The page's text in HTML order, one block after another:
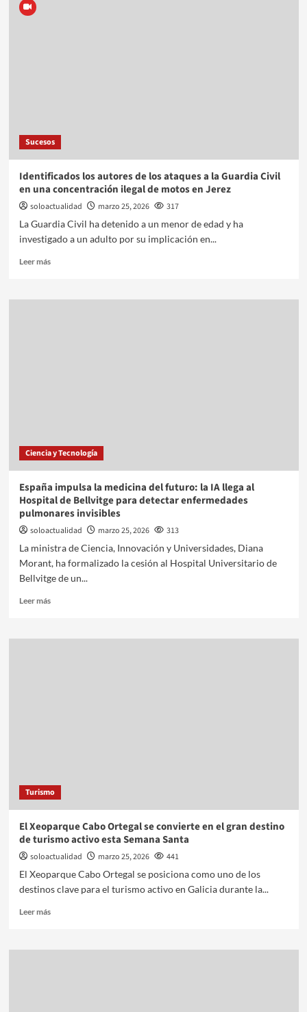
Sucesos
Identificados los autores de los ataques a la Guardia Civil
en una concentración ilegal de motos en Jerez
soloactualidad marzo 25, 2026
317
La Guardia Civil ha detenido a un menor de edad y ha
investigado a un adulto por su implicación en...
Leer más
Ciencia y Tecnología
España impulsa la medicina del futuro: la IA llega al
Hospital de Bellvitge para detectar enfermedades
pulmonares invisibles
soloactualidad marzo 25, 2026
313
La ministra de Ciencia, Innovación y Universidades, Diana
Morant, ha formalizado la cesión al Hospital Universitario de
Bellvitge de un...
Leer más
Turismo
El Xeoparque Cabo Ortegal se convierte en el gran destino
de turismo activo esta Semana Santa
soloactualidad marzo 25, 2026
441
El Xeoparque Cabo Ortegal se posiciona como uno de los
destinos clave para el turismo activo en Galicia durante la...
Leer más